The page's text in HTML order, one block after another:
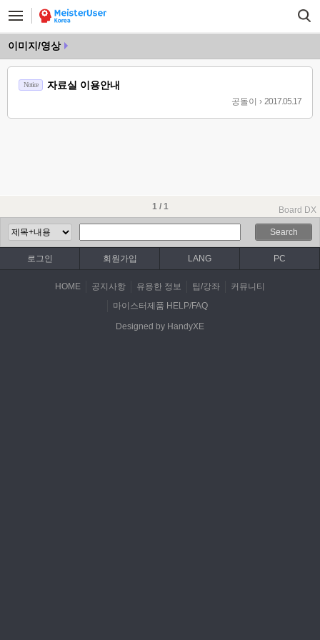
이미지/영상
Notice 자료실 이용안내
공돌이 › 2017.05.17
1 / 1 Board DX
Search
로그인 회원가입 LANG PC
HOME 공지사항 유용한 정보 팁/강좌
커뮤니티
마이스터제품 HELP/FAQ
Designed by HandyXE